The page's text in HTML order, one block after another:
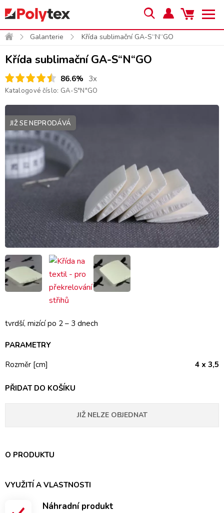
Galanterie Křída sublimační GA-S“N“GO
Křída sublimační GA-S“N“GO
86.6% 3x
Katalogové číslo: GA-S"N"GO
JIŽ SE NEPRODÁVÁ
tvrdší, mizící po 2 – 3 dnech
PARAMETRY
Rozměr [cm]
4 x 3,5
PŘIDAT DO KOŠÍKU
JIŽ NELZE OBJEDNAT
O PRODUKTU
VYUŽITÍ A VLASTNOSTI
Náhradní produkt